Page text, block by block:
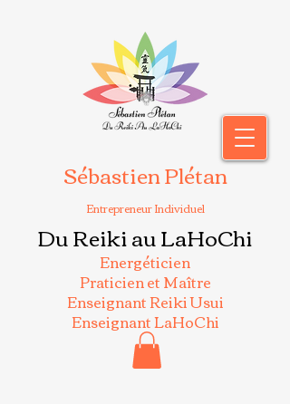
Sébastien Plétan
Entrepreneur Individuel
Du Reiki au LaHoChi
Energéticien
Praticien et Maître
Enseignant Reiki Usui
Enseignant LaHoChi